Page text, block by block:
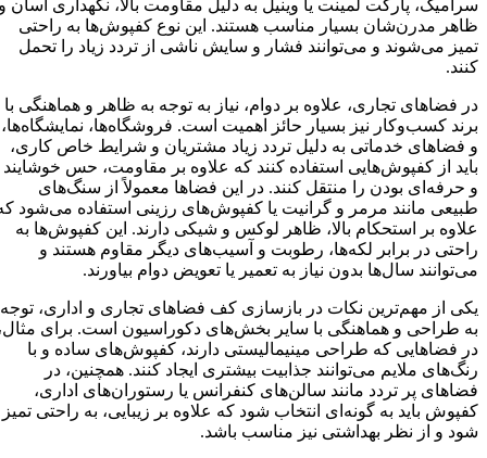
سرامیک، پارکت لمینت یا وینیل به دلیل مقاومت بالا، نگهداری آسان و
ظاهر مدرن‌شان بسیار مناسب هستند. این نوع کفپوش‌ها به راحتی
تمیز می‌شوند و می‌توانند فشار و سایش ناشی از تردد زیاد را تحمل
کنند.
در فضاهای تجاری، علاوه بر دوام، نیاز به توجه به ظاهر و هماهنگی با
برند کسب‌وکار نیز بسیار حائز اهمیت است. فروشگاه‌ها، نمایشگاه‌ها،
و فضاهای خدماتی به دلیل تردد زیاد مشتریان و شرایط خاص کاری،
باید از کفپوش‌هایی استفاده کنند که علاوه بر مقاومت، حس خوشایند
و حرفه‌ای بودن را منتقل کنند. در این فضاها معمولاً از سنگ‌های
طبیعی مانند مرمر و گرانیت یا کفپوش‌های رزینی استفاده می‌شود که
علاوه بر استحکام بالا، ظاهر لوکس و شیکی دارند. این کفپوش‌ها به
راحتی در برابر لکه‌ها، رطوبت و آسیب‌های دیگر مقاوم هستند و
می‌توانند سال‌ها بدون نیاز به تعمیر یا تعویض دوام بیاورند.
یکی از مهم‌ترین نکات در بازسازی کف فضاهای تجاری و اداری، توجه
به طراحی و هماهنگی با سایر بخش‌های دکوراسیون است. برای مثال،
در فضاهایی که طراحی مینیمالیستی دارند، کفپوش‌های ساده و با
رنگ‌های ملایم می‌توانند جذابیت بیشتری ایجاد کنند. همچنین، در
فضاهای پر تردد مانند سالن‌های کنفرانس یا رستوران‌های اداری،
کفپوش باید به گونه‌ای انتخاب شود که علاوه بر زیبایی، به راحتی تمیز
شود و از نظر بهداشتی نیز مناسب باشد.